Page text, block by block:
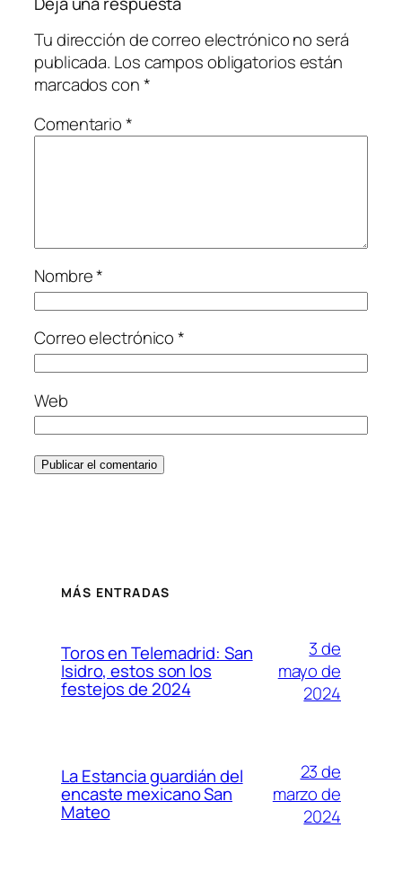
Tu dirección de correo electrónico no será
publicada. Los campos obligatorios están
marcados con*
Comentario*
Nombre*
Correo electrónico*
Web
MÁS ENTRADAS
Toros en Telemadrid: San
Isidro, estos son los
festejos de 2024
3 de
mayo de
2024
La Estancia guardián del
encaste mexicano San
Mateo
23 de
marzo de
2024